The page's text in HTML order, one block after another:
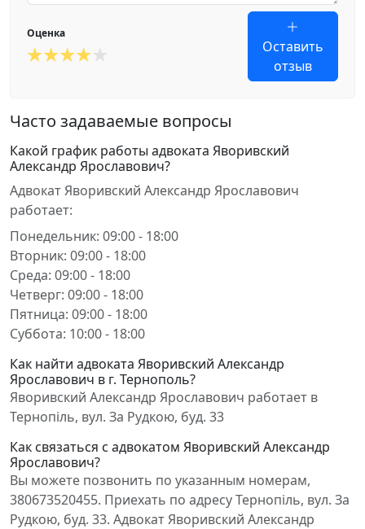
Оценка
Оставить
отзыв
Часто задаваемые вопросы
Какой график работы адвоката Яворивский
Александр Ярославович?
Адвокат Яворивский Александр Ярославович
работает:
Понедельник: 09:00 - 18:00
Вторник: 09:00 - 18:00
Среда: 09:00 - 18:00
Четверг: 09:00 - 18:00
Пятница: 09:00 - 18:00
Суббота: 10:00 - 18:00
Как найти адвоката Яворивский Александр
Ярославович в г. Тернополь?
Яворивский Александр Ярославович работает в
Тернопіль, вул. За Рудкою, буд. 33
Как связаться с адвокатом Яворивский Александр
Ярославович?
Вы можете позвонить по указанным номерам,
380673520455. Приехать по адресу Тернопіль, вул. За
Рудкою, буд. 33. Адвокат Яворивский Александр